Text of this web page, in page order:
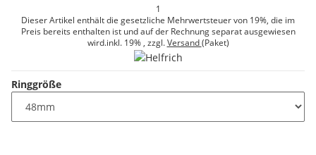
1
Dieser Artikel enthält die gesetzliche Mehrwertsteuer von 19%, die im
Preis bereits enthalten ist und auf der Rechnung separat ausgewiesen
wird.inkl. 19%, zzgl.Versand(Paket)
Ringgröße